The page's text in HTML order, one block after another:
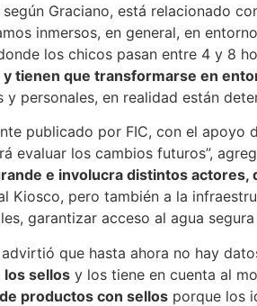
Graciano, está relacionado
inmersos, en general, en
los chicos pasan entre 4 y 8
tienen que transformarse en
y personales, en realidad están
publicado por FIC, con el
evaluar los cambios futuros”,
e involucra distintos
Kiosco, pero también a la
garantizar acceso al agua segura
que hasta ahora no hay
los sellos y los tiene en cuenta al
productos con sellos porque los